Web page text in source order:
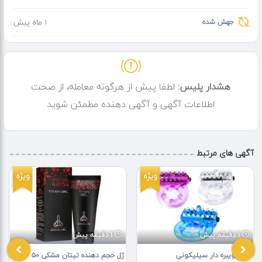
◀️هدف ما تنها فروش محصول نیست؛ در طول روند استفاده نیز پاسخگوی
سوالات شما خواهیم بود و شما را تا پایان دوره مصرف همراهی می‌کنیم.
جهت دریافت اطلاعات بیشتر، نحوه مصرف و ثبت سفارش پیام ارسال فرمایید.
جهش شده 1 ماه پیش
هشدار پلیس: لطفا پیش از هرگونه معامله، از صحت
اطلاعات آگهی و آگهی دهنده مطمئن شوید
آگهی های مرتبط
ویژه
1 دقیقه پیش
ژل حجم دهنده تیتان مشکی ۵۰
ویژه
1 دقیقه پیش
حلقه ویبره دار سیلیکونی